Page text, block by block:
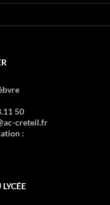
50
creteil.fr
: